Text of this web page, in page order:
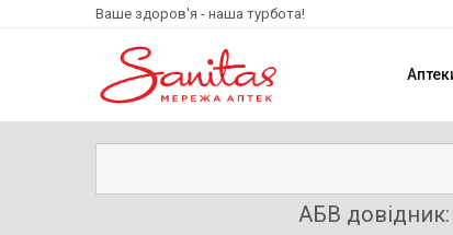
Ваше здоров'я - наша турбота!
АБВ довідник: